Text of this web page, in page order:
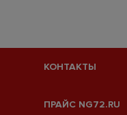
КОНТАКТЫ
ПРАЙС NG72.RU